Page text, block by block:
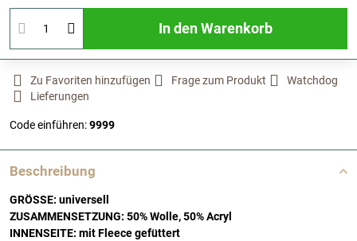
In den Warenkorb
Zu Favoriten hinzufügen Frage zum Produkt
Watchdog
Lieferungen
Code einführen:9999
Beschreibung
GRÖSSE: universell
ZUSAMMENSETZUNG: 50% Wolle, 50% Acryl
INNENSEITE: mit Fleece gefüttert